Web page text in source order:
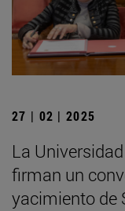
27 | 02 | 2025
La
firman un
yacimiento de